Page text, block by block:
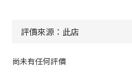
尚未有任何評價